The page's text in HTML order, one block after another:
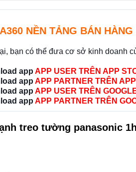
NỀN TẢNG BÁN HÀNG
bạn có thể đưa cơ sở kinh doanh
app APP USER TRÊN APP
app APP PARTNER TRÊN
app APP USER TRÊN
app APP PARTNER TRÊN
treo tường panasonic